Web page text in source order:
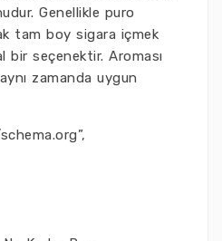
Genellikle puro
tam boy sigara içmek
bir seçenektir. Aroması
zamanda uygun